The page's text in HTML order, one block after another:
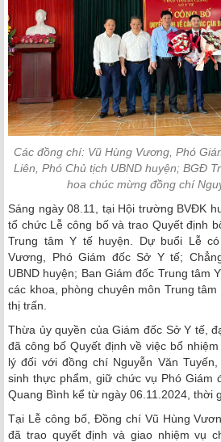
Các đồng chí: Vũ Hùng Vương, Phó
Liên, Phó Chủ tịch UBND huyện; BGĐ
hoa chúc mừng đồng chí
Sáng ngày 08.11, tại Hội trường BVĐK
tổ chức Lễ công bố và trao Quyết định
Trung tâm Y tế huyện. Dự buổi Lễ
Vương, Phó Giám đốc Sở Y tế;
UBND huyện; Ban Giám đốc Trung tâm
các khoa, phòng chuyên môn Trung tâm
thị trấn.
Thừa ủy quyền của Giám đốc Sở Y tế,
đã công bố Quyết định về việc bổ
lý đối với đồng chí Nguyễn Văn
sinh thực phẩm, giữ chức vụ Phó Giám
Quang Bình kể từ ngày 06.11.2024, thời
Tại Lễ công bố, Đồng chí Vũ Hùng
đã trao quyết định và giao nhiệm vụ